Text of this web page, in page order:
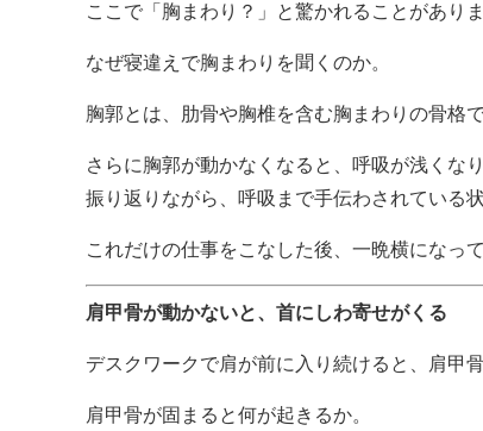
ここで「胸まわり？」と驚かれることがありま
なぜ寝違えで胸まわりを聞くのか。
胸郭とは、肋骨や胸椎を含む胸まわりの骨格
さらに胸郭が動かなくなると、呼吸が浅くな
振り返りながら、呼吸まで手伝わされている
これだけの仕事をこなした後、一晩横になっ
肩甲骨が動かないと、首にしわ寄せがくる
デスクワークで肩が前に入り続けると、肩甲
肩甲骨が固まると何が起きるか。